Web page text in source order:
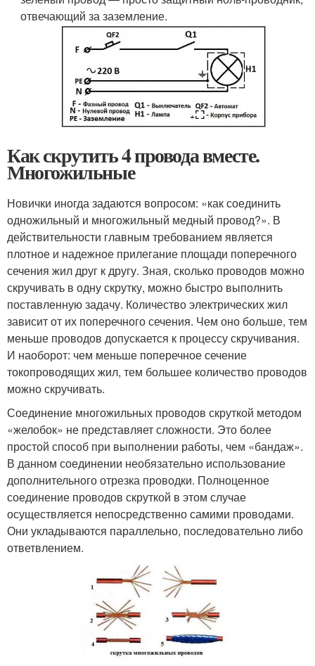
отвечающий за заземление.
Как скрутить 4 провода вместе.
Многожильные
Новички иногда задаются вопросом: «как соединить
одножильный и многожильный медный провод?». В
действительности главным требованием является
плотное и надежное прилегание площади поперечного
сечения жил друг к другу. Зная, сколько проводов можно
скручивать в одну скрутку, можно быстро выполнить
поставленную задачу. Количество электрических жил
зависит от их поперечного сечения. Чем оно больше, тем
меньше проводов допускается к процессу скручивания.
И наоборот: чем меньше поперечное сечение
токопроводящих жил, тем большее количество проводов
можно скручивать.
Соединение многожильных проводов скруткой методом
«желобок» не представляет сложности. Это более
простой способ при выполнении работы, чем «бандаж».
В данном соединении необязательно использование
дополнительного отрезка проводки. Полноценное
соединение проводов скруткой в этом случае
осуществляется непосредственно самими проводами.
Они укладываются параллельно, последовательно либо
ответвлением.